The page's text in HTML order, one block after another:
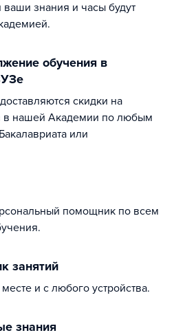
в нашей Академии по любым
или
занятий
и с любого устройства.
знания